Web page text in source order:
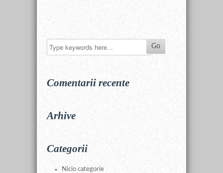
Comentarii recente
Arhive
Categorii
Nicio categorie